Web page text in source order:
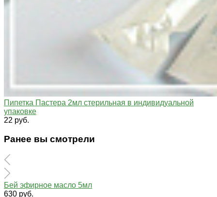
Пипетка Пастера 2мл стерильная в индивидуальной
упаковке
22 руб.
Ранее вы смотрели
Бей эфирное масло 5мл
630 руб.